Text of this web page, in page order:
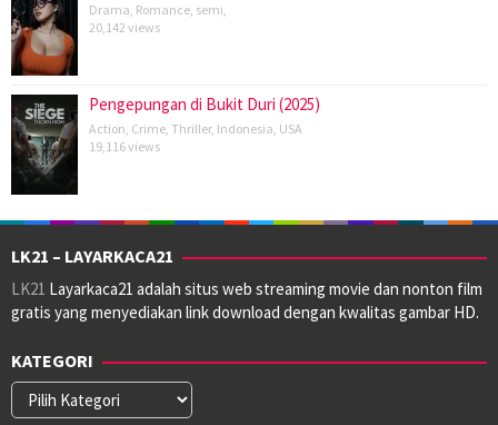
Drama, Romance, semi,
20,142 views
Pengepungan di Bukit Duri (2025)
Action, Crime, Thriller, Indonesia, USA
19,116 views
LK21 – LAYARKACA21
LK21 Layarkaca21 adalah situs web streaming movie dan nonton film
gratis yang menyediakan link download dengan kwalitas gambar HD.
KATEGORI
Kategori